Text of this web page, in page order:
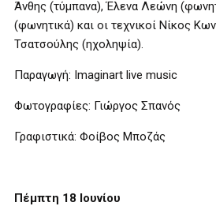
Άνθης (τύμπανα), Έλενα Λεώνη
(φωνητικά) και οι τεχνικοί Νίκος
Τσατσούλης (ηχοληψία).
Παραγωγή: Imaginart live music
Φωτογραφίες: Γιώργος Σπανός
Γραφιστικά: Φοίβος Μποζάς
Πέμπτη 18 Ιουνίου